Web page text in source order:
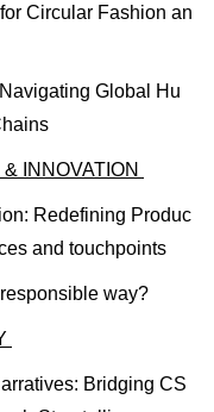
Circular Fashion an
Global Hu
INNOVATION
Redefining Produc
and touchpoints
way?
Bridging CS